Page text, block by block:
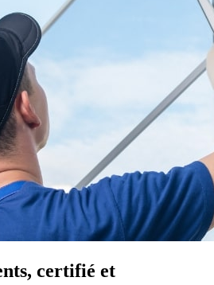
certifié et